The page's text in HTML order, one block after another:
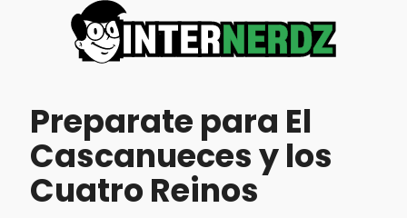
Preparate para El
Cascanueces y los
Cuatro Reinos